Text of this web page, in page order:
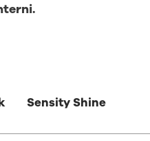
Sensity Shine